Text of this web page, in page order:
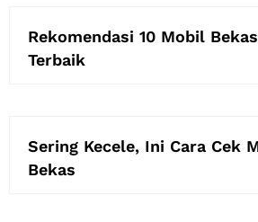
Rekomendasi 10 Mobil
Terbaik
Sering Kecele, Ini Cara Cek
Bekas